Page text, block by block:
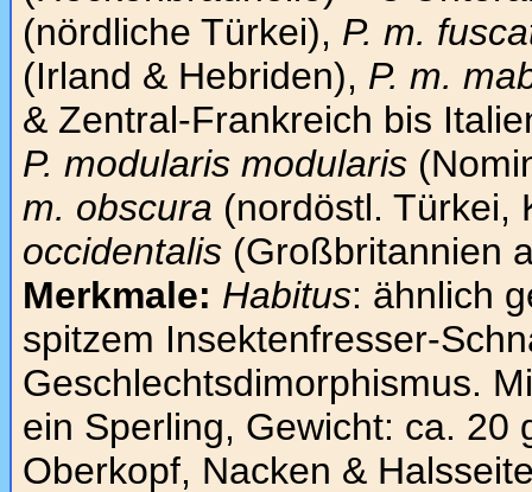
(nördliche Türkei), P. m.
(Irland & Hebriden), P. m.
& Zentral-Frankreich bis
P. modularis modularis
m. obscura (nordöstl. Türkei,
occidentalis (Großbritannien
Merkmale: Habitus: ähnlich
spitzem Insektenfresser-
Geschlechtsdimorphismus.
ein Sperling, Gewicht: ca. 20
Oberkopf, Nacken &